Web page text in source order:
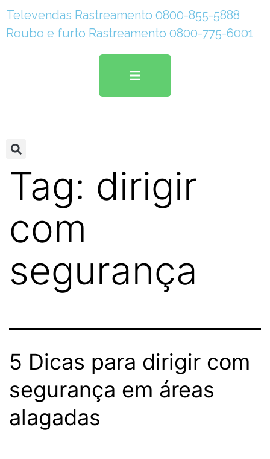
Televendas Rastreamento 0800-855-5888
Roubo e furto Rastreamento 0800-775-6001
Tag: dirigir
com
segurança
5 Dicas para dirigir com
segurança em áreas
alagadas